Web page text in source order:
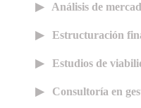
▶︎ Análisis de
▶︎ Estructuración
▶︎ Estudios de
▶︎ Consultoría en